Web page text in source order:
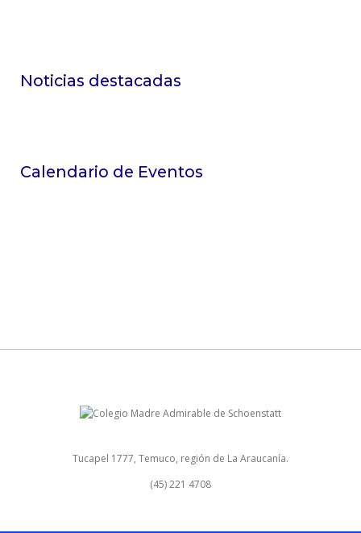
Noticias destacadas
Calendario de Eventos
Tucapel 1777, Temuco, región de La Araucanía.
(45) 221 4708